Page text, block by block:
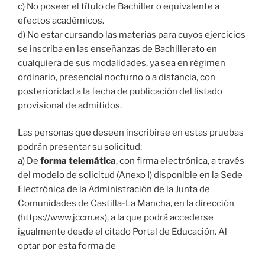
c) No poseer el título de Bachiller o equivalente a
efectos académicos.
d) No estar cursando las materias para cuyos ejercicios
se inscriba en las enseñanzas de Bachillerato en
cualquiera de sus modalidades, ya sea en régimen
ordinario, presencial nocturno o a distancia, con
posterioridad a la fecha de publicación del listado
provisional de admitidos.
Las personas que deseen inscribirse en estas pruebas
podrán presentar su solicitud:
a) De forma telemática, con firma electrónica, a través
del modelo de solicitud (Anexo I) disponible en la Sede
Electrónica de la Administración de la Junta de
Comunidades de Castilla-La Mancha, en la dirección
(https://www.jccm.es), a la que podrá accederse
igualmente desde el citado Portal de Educación. Al
optar por esta forma de